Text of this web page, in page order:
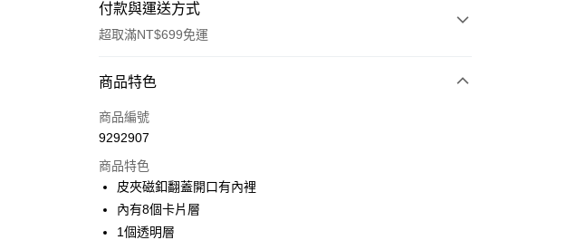
付款與運送方式
超取滿NT$699免運
付款方式
信用卡一次付款
LINE Pay
Apple Pay
商品特色
商品編號
9292907
商品特色
皮夾磁釦翻蓋開口有內裡
內有8個卡片層
1個透明層